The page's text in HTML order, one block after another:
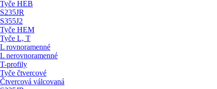
Tyče HEB
S235JR
S355J2
Tyče HEM
Tyče L, T
L rovnoramenné
L nerovnoramenné
T-profily
Tyče čtvercové
Čtvercová válcovaná